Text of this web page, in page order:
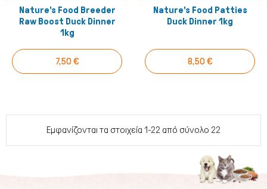
Nature's Food Breeder
Raw Boost Duck Dinner
1kg
7,50 €
Nature's Food Patties
Duck Dinner 1kg
8,50 €
Εμφανίζονται τα στοιχεία 1-22 από σύνολο 22